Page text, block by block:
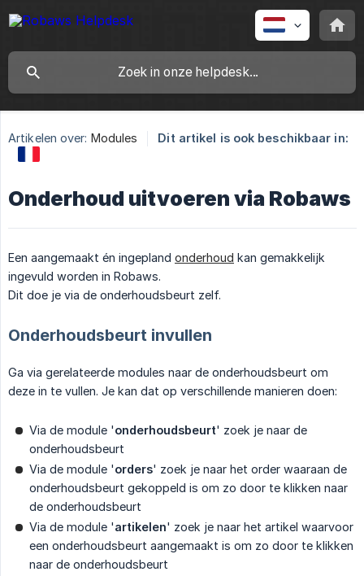
Artikelen over: Modules Dit artikel is ook beschikbaar in:
Onderhoud uitvoeren via Robaws
Een aangemaakt én ingepland onderhoud kan gemakkelijk
ingevuld worden in Robaws.
Dit doe je via de onderhoudsbeurt zelf.
Onderhoudsbeurt invullen
Ga via gerelateerde modules naar de onderhoudsbeurt om
deze in te vullen. Je kan dat op verschillende manieren doen:
Via de module 'onderhoudsbeurt' zoek je naar de
onderhoudsbeurt
Via de module 'orders' zoek je naar het order waaraan de
onderhoudsbeurt gekoppeld is om zo door te klikken naar
de onderhoudsbeurt
Via de module 'artikelen' zoek je naar het artikel waarvoor
een onderhoudsbeurt aangemaakt is om zo door te klikken
naar de onderhoudsbeurt